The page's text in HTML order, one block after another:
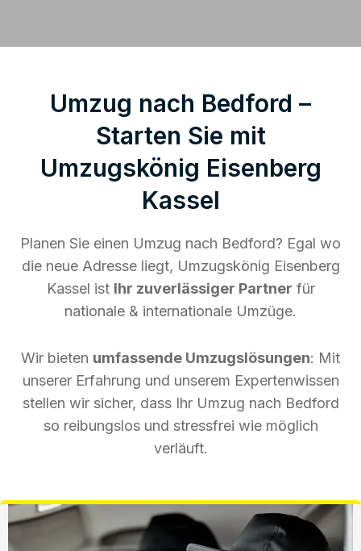
Umzug nach Bedford –
Starten Sie mit
Umzugskönig Eisenberg
Kassel
Planen Sie einen Umzug nach Bedford? Egal wo
die neue Adresse liegt, Umzugskönig Eisenberg
Kassel ist Ihr zuverlässiger Partner für
nationale & internationale Umzüge.
Wir bieten umfassende Umzugslösungen: Mit
unserer Erfahrung und unserem Expertenwissen
stellen wir sicher, dass Ihr Umzug nach Bedford
so reibungslos und stressfrei wie möglich
verläuft.